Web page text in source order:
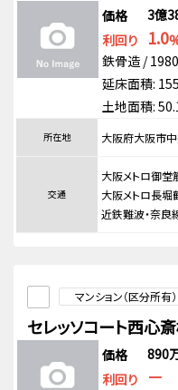
価格
3億
利回り
1.0
鉄骨造 /
延床面積:
土地面積:
所在地 大阪府大阪市
交通
大阪メトロ御
大阪メトロ長
近鉄難波・奈
マンション（区分所有）
セレッソコート西心
価格
890
利回り
－